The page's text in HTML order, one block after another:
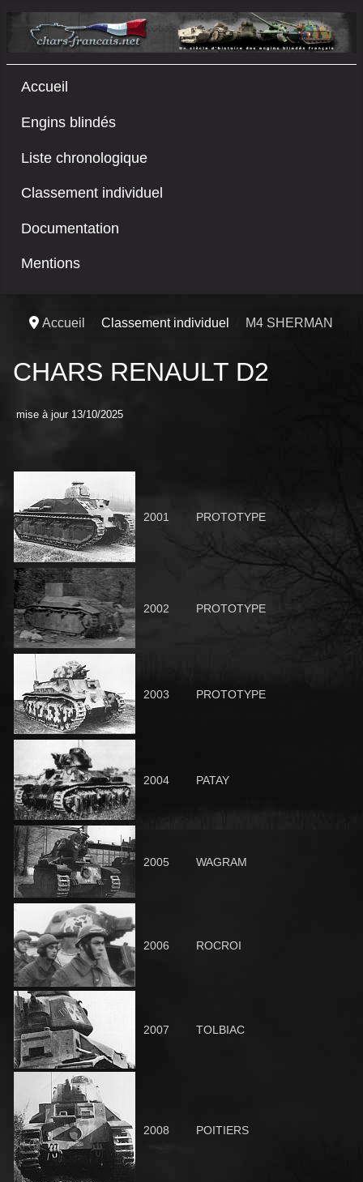
Accueil
Engins blindés
Liste chronologique
Classement individuel
Documentation
Mentions
Accueil Classement individuel M4 SHERMAN
CHARS RENAULT D2
mise à jour 13/10/2025
2001 PROTOTYPE
2002 PROTOTYPE
2003 PROTOTYPE
2004 PATAY
2005 WAGRAM
2006 ROCROI
2007 TOLBIAC
2008 POITIERS